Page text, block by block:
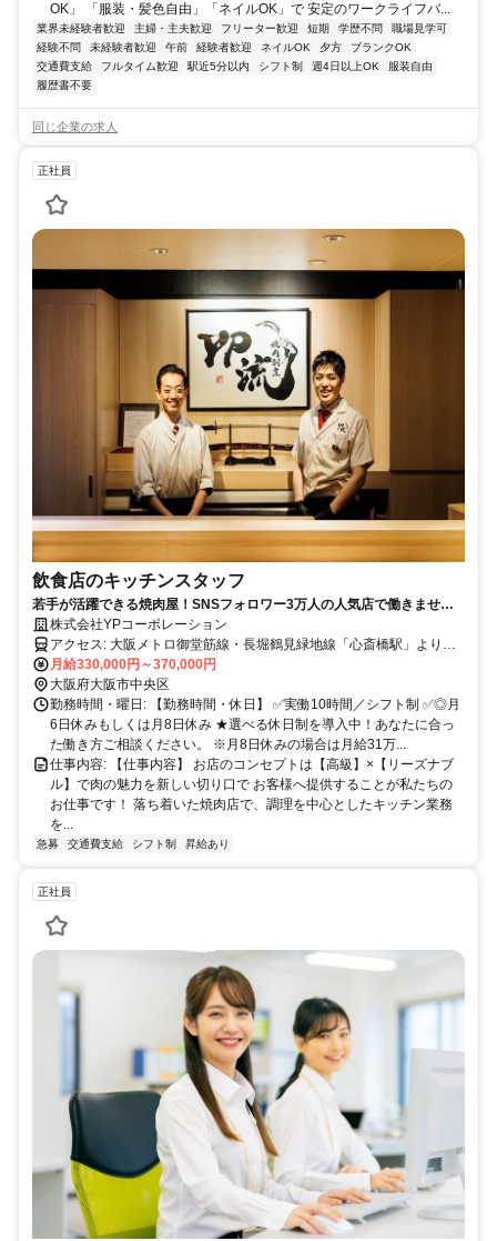
OK」 「服装・髪色自由」「ネイルOK」で 安定のワークライフバ...
業界未経験者歓迎 主婦・主夫歓迎 フリーター歓迎 短期 学歴不問
職場見学可
経験不問
未経験者歓迎 午前 経験者歓迎 ネイルOK 夕方
ブランクOK
交通費支給
フルタイム歓迎 駅近5分以内 シフト制 週4日以上OK
服装自由
履歴書不要
同じ企業の求人
正社員
飲食店のキッチンスタッフ
若手が活躍できる焼肉屋！SNSフォロワー3万人の人気店で働きません
か？株式会社YPコーポレーション
アクセス: 大阪メトロ御堂筋線・長堀鶴見緑地線「心斎橋駅」より徒
歩1分 大阪メトロ四つ橋線「四ツ橋駅」より徒歩3分
月給330,000円～370,000円
大阪府大阪市中央区
勤務時間・曜日: 【勤務時間・休日】 ✅実働10時間／シフト制 ✅◎月
6日休みもしくは月8日休み ★選べる休日制を導入中！あなたに合っ
た働き方ご相談ください。 ※月8日休みの場合は月給31万...
仕事内容: 【仕事内容】 お店のコンセプトは【高級】×【リーズナブ
ル】で肉の魅力を新しい切り口で お客様へ提供することが私たちの
お仕事です！ 落ち着いた焼肉店で、調理を中心としたキッチン業務
を...
急募 交通費支給 シフト制 昇給あり
正社員